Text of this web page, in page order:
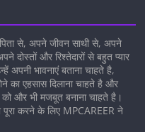
से, अपने जीवन साथी से, अपने
दोस्तों और रिश्तेदारों से बहुत प्यार
अपनी भावनाएं बताना चाहते है,
का एहसास दिलाना चाहते है और
और भी मजबूत बनाना चाहते है।
पूरा करने के लिए MPCAREER ने